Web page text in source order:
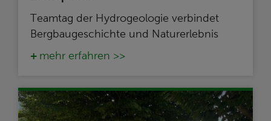
Teamtag der Hydrogeologie verbindet
Bergbaugeschichte und Naturerlebnis
mehr erfahren >>